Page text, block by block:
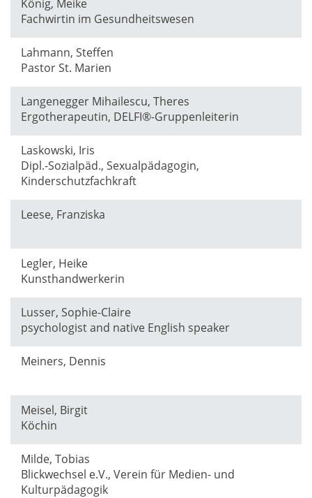
König, Meike
Fachwirtin im Gesundheitswesen
Lahmann, Steffen
Pastor St. Marien
Langenegger Mihailescu, Theres
Ergotherapeutin, DELFI®-Gruppenleiterin
Laskowski, Iris
Dipl.-Sozialpäd., Sexualpädagogin,
Kinderschutzfachkraft
Leese, Franziska
Legler, Heike
Kunsthandwerkerin
Lusser, Sophie-Claire
psychologist and native English speaker
Meiners, Dennis
Meisel, Birgit
Köchin
Milde, Tobias
Blickwechsel e.V., Verein für Medien- und
Kulturpädagogik